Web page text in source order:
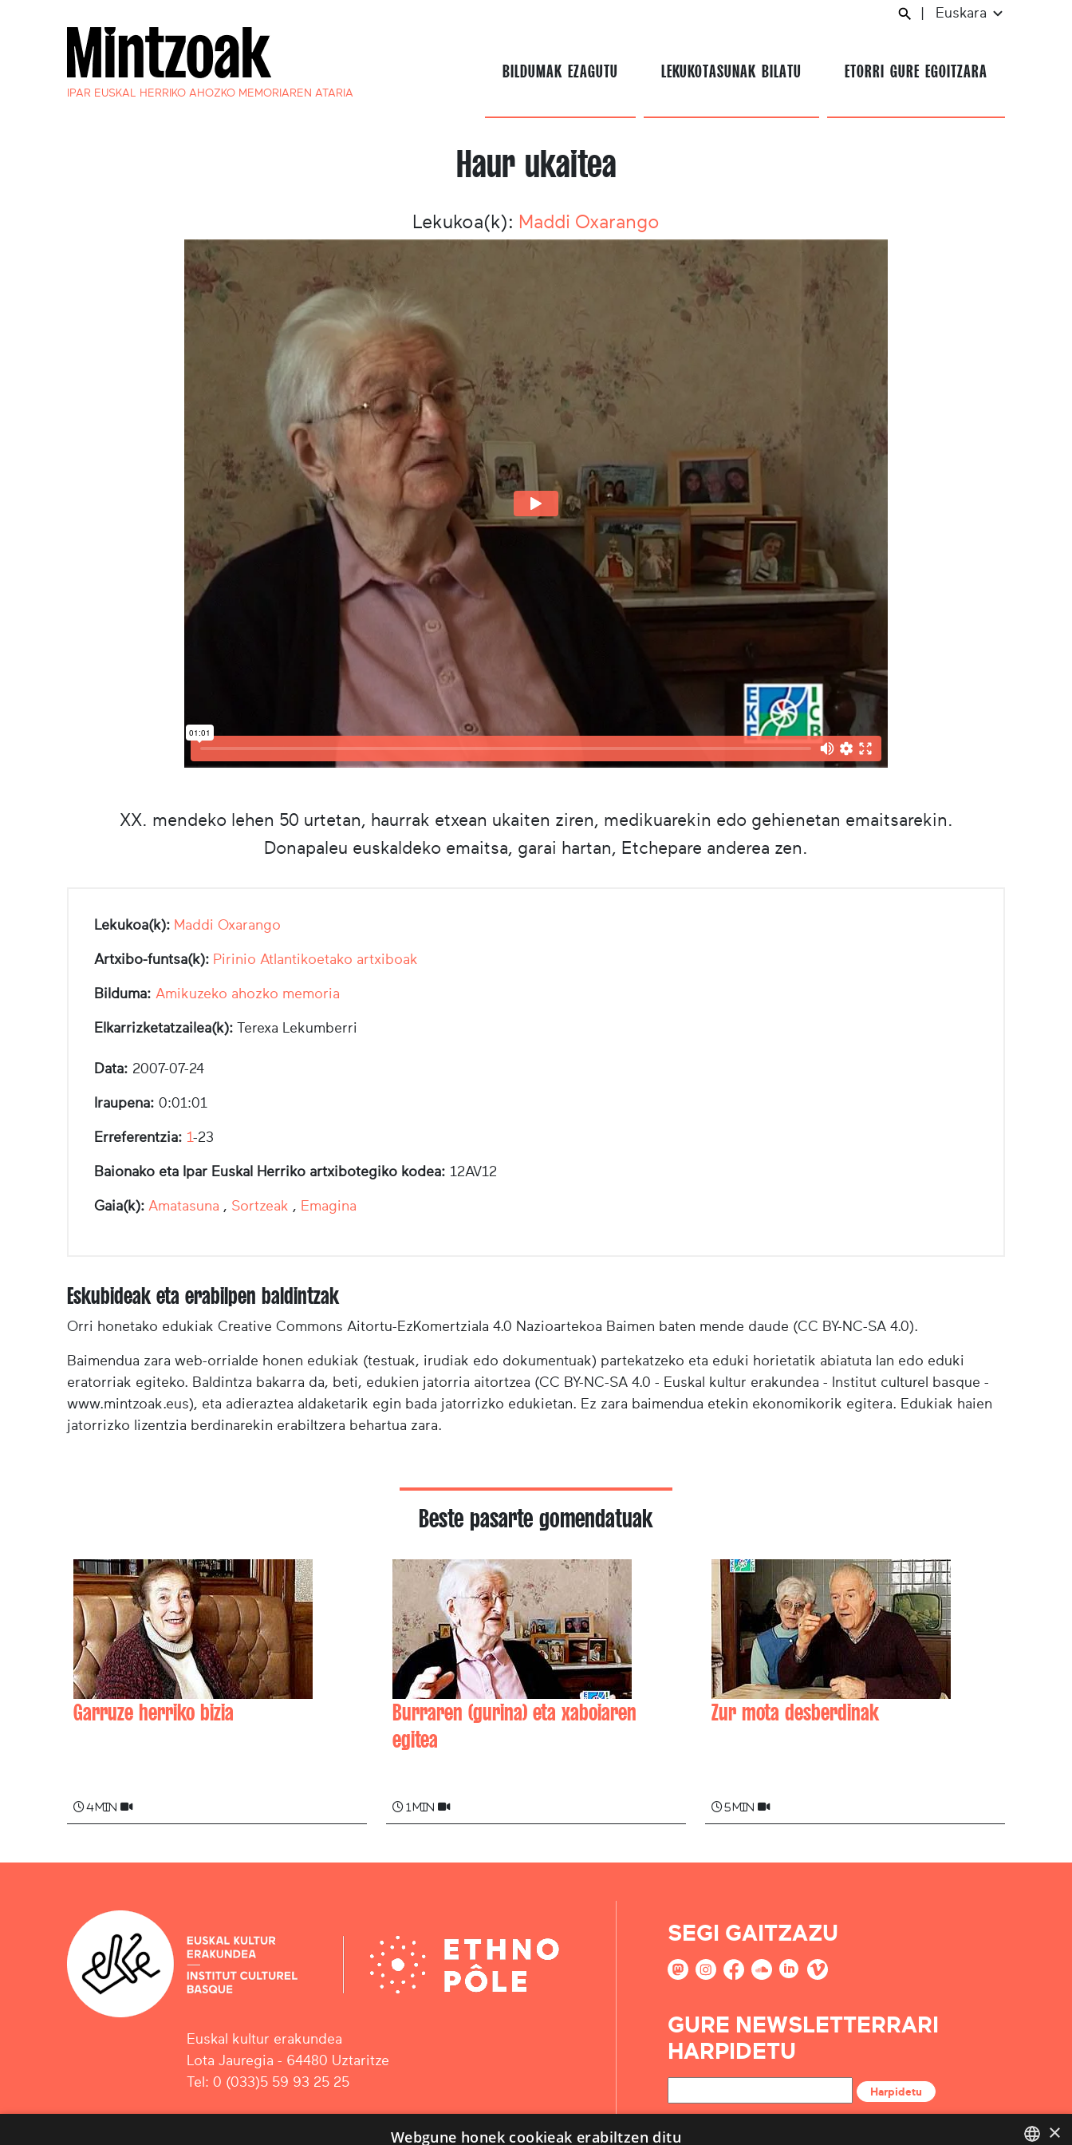
IPAR EUSKAL HERRIKO AHOZKO MEMORIAREN ATARIA
Euskara
BILDUMAK EZAGUTU LEKUKOTASUNAK BILATU ETORRI GURE EGOITZARA
Haur ukaitea
Lekukoa(k): Maddi Oxarango
XX. mendeko lehen 50 urtetan, haurrak etxean ukaiten ziren, medikuarekin edo gehienetan emaitsarekin.
Donapaleu euskaldeko emaitsa, garai hartan, Etchepare anderea zen.
Lekukoa(k): Maddi Oxarango
Artxibo-funtsa(k): Pirinio Atlantikoetako artxiboak
Bilduma: Amikuzeko ahozko memoria
Elkarrizketatzailea(k): Terexa Lekumberri
Data: 2007-07-24
Iraupena: 0:01:01
Erreferentzia: 1-23
Baionako eta Ipar Euskal Herriko artxibotegiko kodea: 12AV12
Gaia(k): Amatasuna , Sortzeak , Emagina
Eskubideak eta erabilpen baldintzak
Orri honetako edukiak Creative Commons Aitortu-EzKomertziala 4.0 Nazioartekoa Baimen baten mende daude (CC BY-NC-SA 4.0).
Baimendua zara web-orrialde honen edukiak (testuak, irudiak edo dokumentuak) partekatzeko eta eduki horietatik abiatuta lan edo eduki
eratorriak egiteko. Baldintza bakarra da, beti, edukien jatorria aitortzea (CC BY-NC-SA 4.0 - Euskal kultur erakundea - Institut culturel basque -
www.mintzoak.eus), eta adieraztea aldaketarik egin bada jatorrizko edukietan. Ez zara baimendua etekin ekonomikorik egitera. Edukiak haien
jatorrizko lizentzia berdinarekin erabiltzera behartua zara.
Beste pasarte gomendatuak
Garruze herriko bizia
4 min
Burraren (gurina) eta xaboiaren
egitea
1 min
Zur mota desberdinak
5 min
Euskal kultur erakundea
Lota Jauregia - 64480 Uztaritze
Tel: 0 (033)5 59 93 25 25
SEGI GAITZAZU
GURE NEWSLETTERRARI
HARPIDETU
Harpidetu
×
Webgune honek cookieak erabiltzen ditu